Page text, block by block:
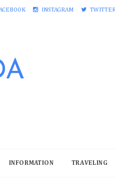
INSTAGRAM
INFORMATION TRAVELING